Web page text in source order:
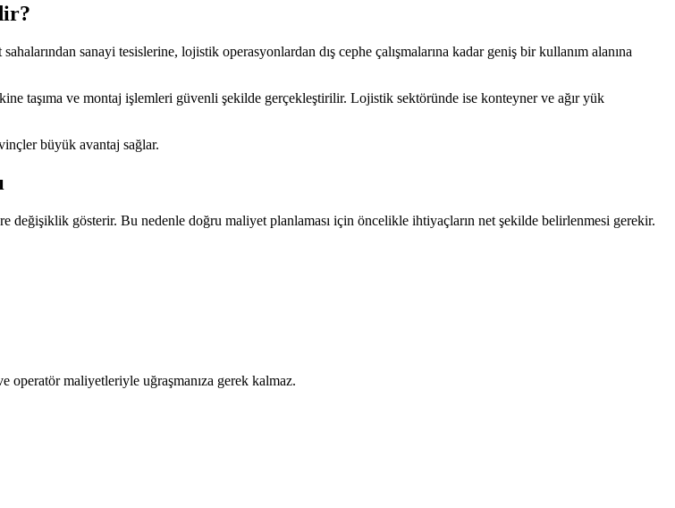
sanayi tesislerine, lojistik operasyonlardan dış cephe çalışmalarına kadar geniş bir kullanım alanına
taşıma ve montaj işlemleri güvenli şekilde gerçekleştirilir. Lojistik sektöründe ise konteyner ve ağır yük
büyük avantaj sağlar.
değişiklik gösterir. Bu nedenle doğru maliyet planlaması için öncelikle ihtiyaçların net şekilde belirlenmesi gerekir.
operatör maliyetleriyle uğraşmanıza gerek kalmaz.